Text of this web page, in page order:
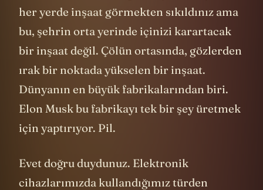
her yerde inşaat görmekten sıkıldınız ama
bu, şehrin orta yerinde içinizi karartacak
bir inşaat değil. Çölün ortasında, gözlerden
ırak bir noktada yükselen bir inşaat.
Dünyanın en büyük fabrikalarından biri.
Elon Musk bu fabrikayı tek bir şey üretmek
için yaptırıyor. Pil.
Evet doğru duydunuz. Elektronik
cihazlarımızda kullandığımız türden